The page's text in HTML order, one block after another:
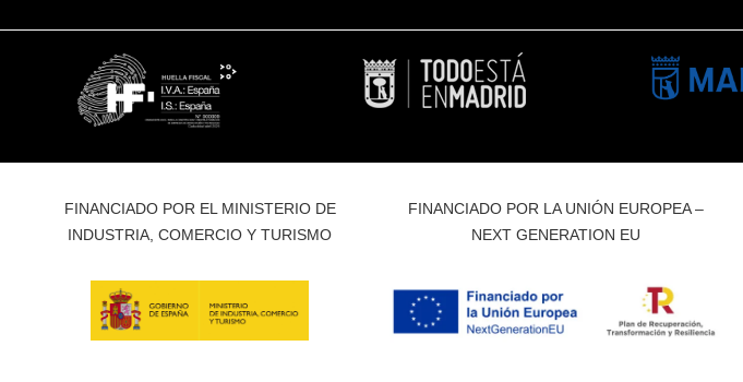
FINANCIADO POR EL MINISTERIO DE
INDUSTRIA, COMERCIO Y TURISMO
FINANCIADO POR LA UNIÓN EUROPEA –
NEXT GENERATION EU